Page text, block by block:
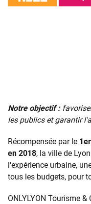
Notre objectif :
les publics et garantir
Récompensée par le
en 2018, la ville de
l'expérience urbaine,
tous les budgets, pour
ONLYLYON Tourisme